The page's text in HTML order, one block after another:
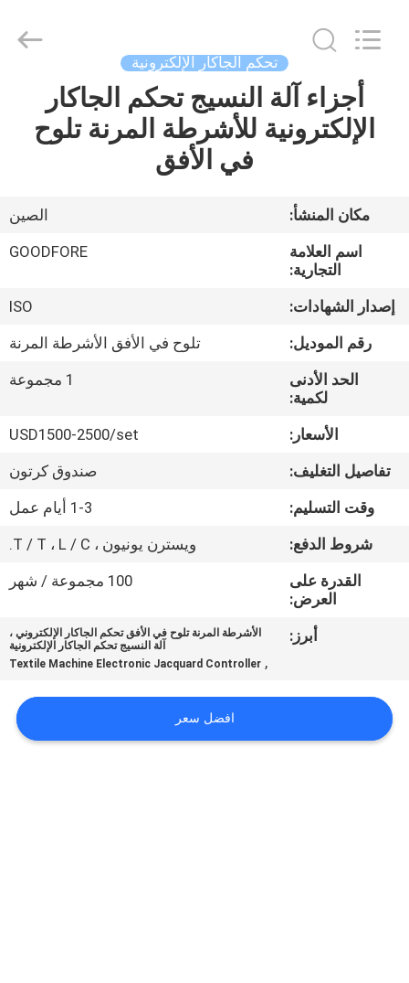
المنزل
المنتجات
فيديوهات
معلومات
عنا
جولة
المعمل
رقابة
جودة
اتصل
اطلب
اقتباس
Machinery
Co.,Ltd.
تحكم الجاكار الإلكترونية
أجزاء آلة النسيج تحكم الجاكار
الإلكترونية للأشرطة المرنة تلوح
في الأفق
مكان المنشأ:
الصين
اسم العلامة
التجارية:
GOODFORE
إصدار الشهادات:
ISO
رقم الموديل:
تلوح في الأفق الأشرطة المرنة
الحد الأدنى
لكمية:
1 مجموعة
الأسعار:
USD1500-2500/set
تفاصيل التغليف:
صندوق كرتون
وقت التسليم:
1-3 أيام عمل
شروط الدفع:
ويسترن يونيون ، T / T ، L / C.
القدرة على
العرض:
100 مجموعة / شهر
أبرز:
الأشرطة المرنة تلوح في الأفق تحكم الجاكار الإلكتروني ،
آلة النسيج تحكم الجاكار الإلكترونية
,
Textile Machine Electronic Jacquard Controller
افضل سعر